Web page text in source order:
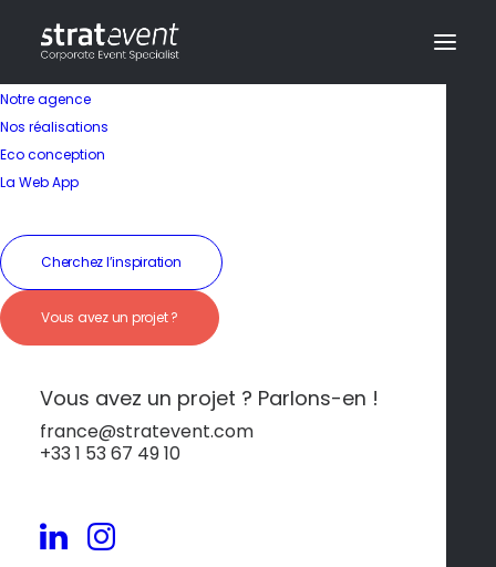
Notre agence
Nos réalisations
Eco conception
La Web App
Cherchez l’inspiration
Vous avez un projet ?
Vous avez un projet ? Parlons-en !
france@stratevent.com
+33 1 53 67 49 10
Séminaire en France
Paris – Élégance,
culture et art de vivre
à la française
Paris